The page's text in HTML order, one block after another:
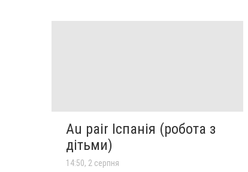
Au pair Іспанія (робота з
дітьми)
14:50, 2 серпня